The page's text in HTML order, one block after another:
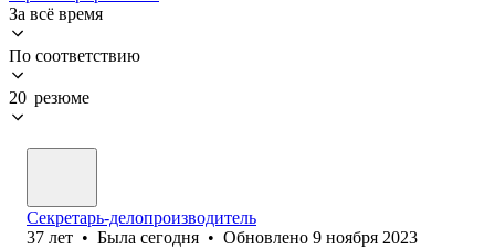
За всё время
По соответствию
20 резюме
Секретарь-делопроизводитель
37 лет • Была сегодня • Обновлено 9 ноября 2023